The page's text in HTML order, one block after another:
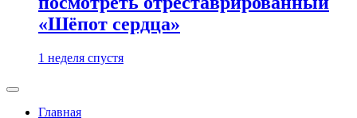
«Шёпот сердца»
1 неделя спустя
Главная